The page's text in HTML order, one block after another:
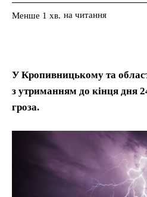
Менше 1 хв. на читання
У Кропивницькому та
з утриманням до кінця дня
гроза.